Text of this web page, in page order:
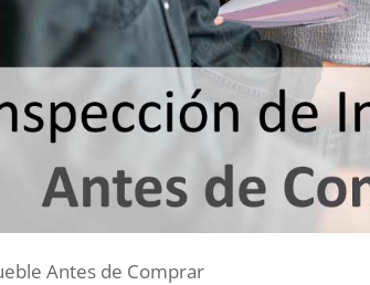
Antes de Comprar